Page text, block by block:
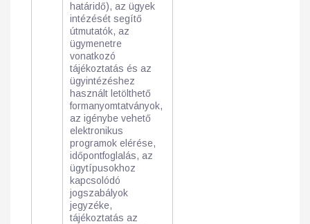
határidő), az ügyek
intézését segítő
útmutatók, az
ügymenetre
vonatkozó
tájékoztatás és az
ügyintézéshez
használt letölthető
formanyomtatványok,
az igénybe vehető
elektronikus
programok elérése,
időpontfoglalás, az
ügytípusokhoz
kapcsolódó
jogszabályok
jegyzéke,
tájékoztatás az